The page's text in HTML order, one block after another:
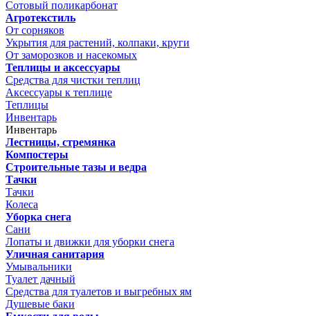
Сотовый поликарбонат
Агротекстиль
От сорняков
Укрытия для растений, колпаки, круги
От заморозков и насекомых
Теплицы и аксессуары
Средства для чистки теплиц
Аксессуары к теплице
Теплицы
Инвентарь
Инвентарь
Лестницы, стремянка
Компостеры
Строительные тазы и ведра
Тачки
Тачки
Колеса
Уборка снега
Сани
Лопаты и движки для уборки снега
Уличная санитария
Умывальники
Туалет дачный
Средства для туалетов и выгребных ям
Душевые баки